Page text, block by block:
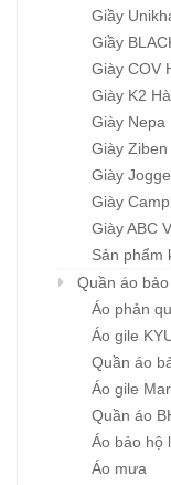
Giầy
Giầy
Giày COV
Giày K2
Giày Nepa
Giày
Giày
Giày
Giày ABC
Sản phẩm
Quần áo
Áo phản
Áo gile
Quần áo
Áo gile
Quần áo
Áo bảo hộ
Áo mưa